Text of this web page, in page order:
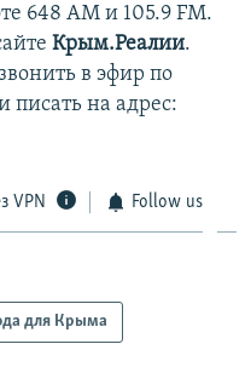
648 АМ и 105.9 FМ.
Крым.Реалии.
в эфир по
писать на адрес:
VPN Follow us
для Крыма